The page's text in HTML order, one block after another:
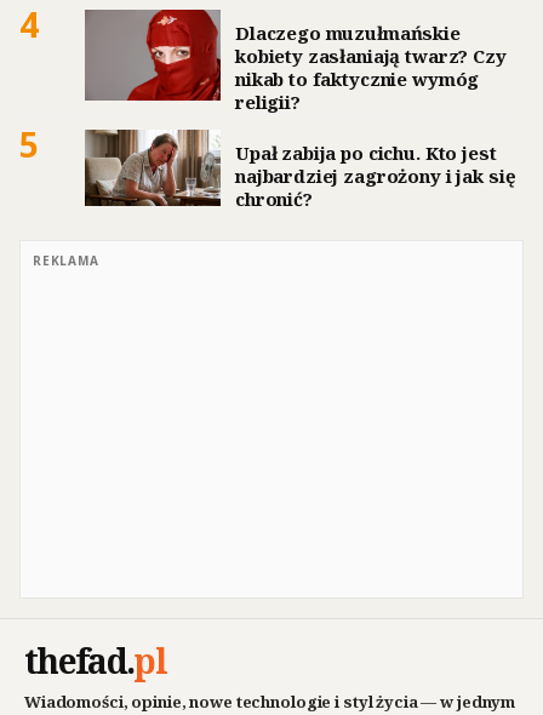
4
Dlaczego muzułmańskie
kobiety zasłaniają twarz? Czy
nikab to faktycznie wymóg
religii?
5
Upał zabija po cichu. Kto jest
najbardziej zagrożony i jak się
chronić?
REKLAMA
thefad.pl
Wiadomości, opinie, nowe technologie i styl życia — w jednym